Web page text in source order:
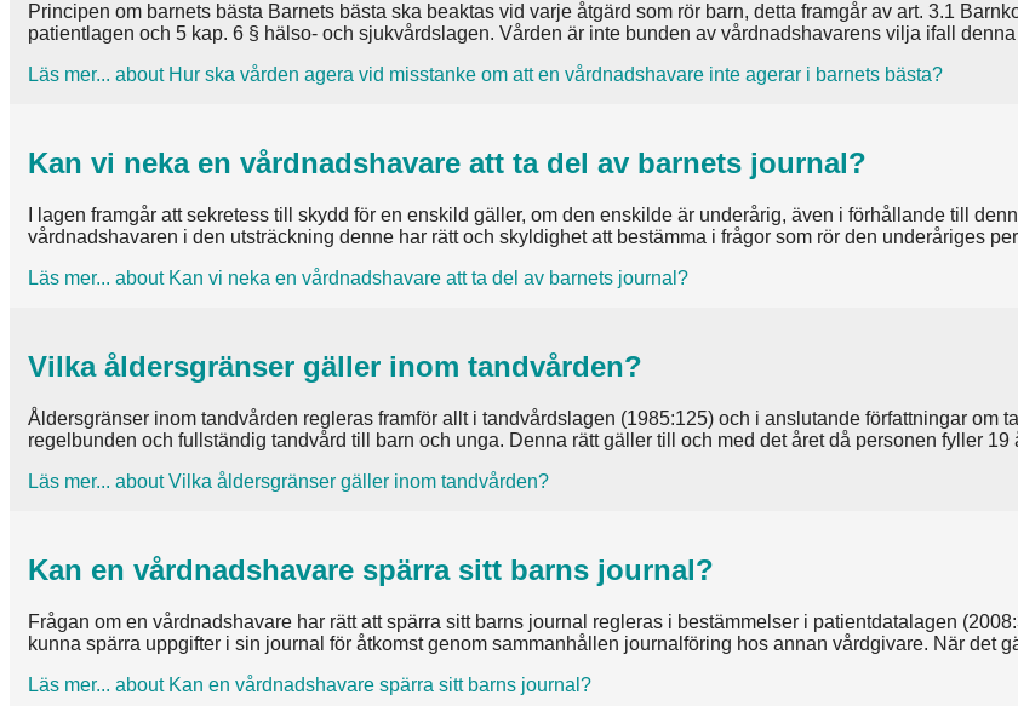
Principen om barnets bästa Barnets bästa ska beaktas vid varje åtgärd som rör barn, detta framgår av art. 3.1
patientlagen och 5 kap. 6 § hälso- och sjukvårdslagen. Vården är inte bunden av vårdnadshavarens vilja ifall
Läs mer... about Hur ska vården agera vid misstanke om att en vårdnadshavare inte agerar i barnets bästa?
Kan vi neka en vårdnadshavare att ta del av barnets journal?
I lagen framgår att sekretess till skydd för en enskild gäller, om den enskilde är underårig, även i förhållande till
vårdnadshavaren i den utsträckning denne har rätt och skyldighet att bestämma i frågor som rör den underåriges
Läs mer... about Kan vi neka en vårdnadshavare att ta del av barnets journal?
Vilka åldersgränser gäller inom tandvården?
Åldersgränser inom tandvården regleras framför allt i tandvårdslagen (1985:125) och i anslutande författningar om
regelbunden och fullständig tandvård till barn och unga. Denna rätt gäller till och med det året då personen fyller
Läs mer... about Vilka åldersgränser gäller inom tandvården?
Kan en vårdnadshavare spärra sitt barns journal?
Frågan om en vårdnadshavare har rätt att spärra sitt barns journal regleras i bestämmelser i patientdatalagen
kunna spärra uppgifter i sin journal för åtkomst genom sammanhållen journalföring hos annan vårdgivare. När det
Läs mer... about Kan en vårdnadshavare spärra sitt barns journal?